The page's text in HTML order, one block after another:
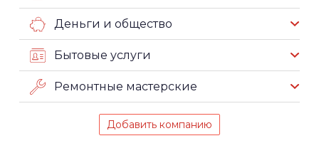
Деньги и общество
Бытовые услуги
Ремонтные мастерские
Добавить компанию